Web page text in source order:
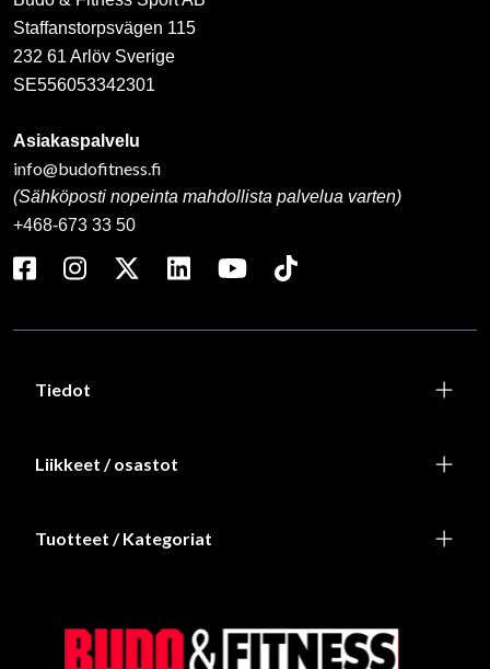
Staffanstorpsvägen 115
232 61 Arlöv Sverige
SE556053342301
Asiakaspalvelu
info@budofitness.fi
(Sähköposti nopeinta mahdollista palvelua varten)
+468-673 33 50
Tiedot
Liikkeet / osastot
Tuotteet / Kategoriat